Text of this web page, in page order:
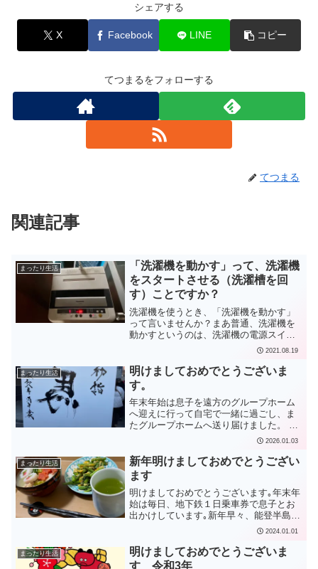
シェアする
X Facebook LINE コピー
てつまるをフォローする
てつまる
関連記事
まったり生活
「洗濯機を動かす」って、洗濯機
をスタートさせる（洗濯槽を回
す）ことですか？
洗濯機を使うとき、「洗濯機を動かす」
って言いませんか？まあ普通、洗濯機を
動かすというのは、洗濯機の電源スイッ
チを入れて、スタートボタンを押して
を回すことを言うのではないかと思いま
す。我が家の洗濯機は、使う...
2021.08.19
まったり生活
明けましておめでとうございま
す。
年末年始は息子を遠方のグループホーム
へ迎えに行って自宅で一緒に過ごし、ま
たグループホームへ送り届けました。 福
岡在住の時は車で迎えに行っていました
間で２往復しましたので、結構忙しく過
ごした感じです。 本年...
2026.01.03
まったり生活
新年明けましておめでとうござい
ます
明けましておめでとうございます｡年末年
始は毎日、地下鉄１日乗車券で息子とお
出かけしています｡新年早々、能登半島方
面で震度7の大地震、びっくりです｡皆様
2024.01.01
まったり生活
明けましておめでとうございま
す 令和3年